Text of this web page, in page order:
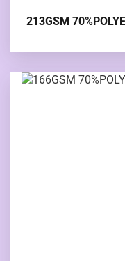
213GSM